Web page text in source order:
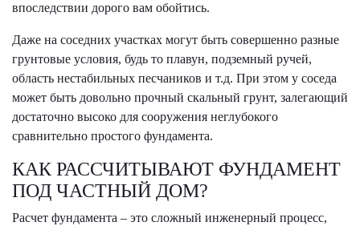
впоследствии дорого вам обойтись.
Даже на соседних участках могут быть совершенно разные
грунтовые условия, будь то плавун, подземный ручей,
область нестабильных песчаников и т.д. При этом у соседа
может быть довольно прочный скальный грунт, залегающий
достаточно высоко для сооружения неглубокого
сравнительно простого фундамента.
КАК РАССЧИТЫВАЮТ ФУНДАМЕНТ
ПОД ЧАСТНЫЙ ДОМ?
Расчет фундамента – это сложный инженерный процесс,